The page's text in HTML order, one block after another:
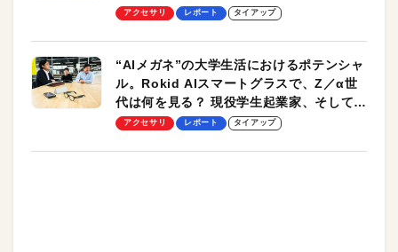
ッチ機能も搭載
アクセサリ レポート タイアップ
“AIメガネ”の大学生活におけるポテンシャ
ル。Rokid AIスマートグラスで、Z／α世
代は何を見る？ 現役学生起業家、そして教
授による体験会レポート【PR】
アクセサリ レポート タイアップ